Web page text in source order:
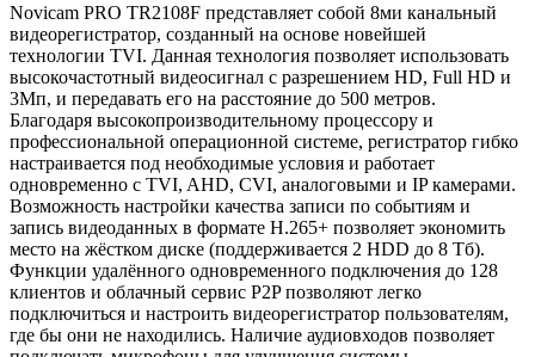
Novicam PRO TR2108F представляет собой 8ми канальный
видеорегистратор, созданный на основе новейшей
технологии TVI. Данная технология позволяет использовать
высокочастотный видеосигнал с разрешением HD, Full HD и
3Мп, и передавать его на расстояние до 500 метров.
Благодаря высокопроизводительному процессору и
профессиональной операционной системе, регистратор гибко
настраивается под необходимые условия и работает
одновременно с TVI, AHD, CVI, аналоговыми и IP камерами.
Возможность настройки качества записи по событиям и
запись видеоданных в формате H.265+ позволяет экономить
место на жёстком диске (поддерживается 2 HDD до 8 Tб).
Функции удалённого одновременного подключения до 128
клиентов и облачный сервис P2P позволяют легко
подключиться и настроить видеорегистратор пользователям,
где бы они не находились. Наличие аудиовходов позволяет